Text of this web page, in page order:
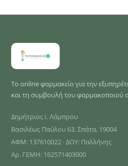
Το online φαρμακείο για την
και τη συμβουλή του φαρμακοποιού
Δημήτριος Ι. Λάμπρου
Βασιλέως Παύλου 63, Σπάτα, 19004
ΑΦΜ: 137610022 · ΔΟΥ: Παλλήνης
Αρ. ΓΕΜΗ: 162571403000